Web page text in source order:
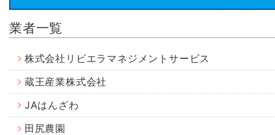
業者一覧
株式会社リビエラマネジメントサービス
蔵王産業株式会社
JAはんざわ
田尻農園